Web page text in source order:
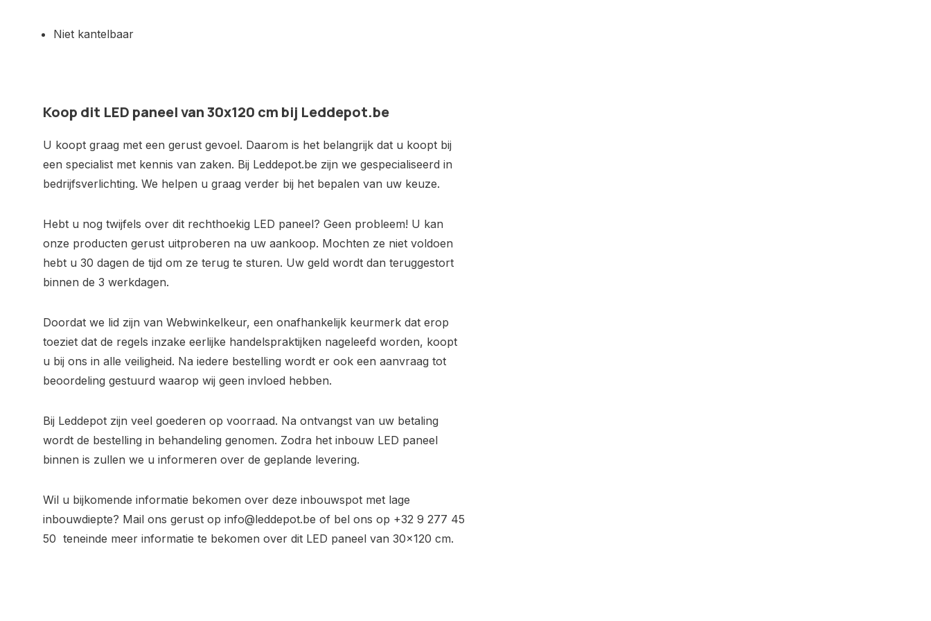
Niet kantelbaar
Koop dit LED paneel van 30x120 cm bij Leddepot.be
U koopt graag met een gerust gevoel. Daarom is het belangrijk dat u koopt bij
een specialist met kennis van zaken. Bij Leddepot.be zijn we gespecialiseerd in
bedrijfsverlichting. We helpen u graag verder bij het bepalen van uw keuze.
Hebt u nog twijfels over dit rechthoekig LED paneel? Geen probleem! U kan
onze producten gerust uitproberen na uw aankoop. Mochten ze niet voldoen
hebt u 30 dagen de tijd om ze terug te sturen. Uw geld wordt dan teruggestort
binnen de 3 werkdagen.
Doordat we lid zijn van Webwinkelkeur, een onafhankelijk keurmerk dat erop
toeziet dat de regels inzake eerlijke handelspraktijken nageleefd worden, koopt
u bij ons in alle veiligheid. Na iedere bestelling wordt er ook een aanvraag tot
beoordeling gestuurd waarop wij geen invloed hebben.
Bij Leddepot zijn veel goederen op voorraad. Na ontvangst van uw betaling
wordt de bestelling in behandeling genomen. Zodra het inbouw LED paneel
binnen is zullen we u informeren over de geplande levering.
Wil u bijkomende informatie bekomen over deze inbouwspot met lage
inbouwdiepte? Mail ons gerust op info@leddepot.be of bel ons op +32 9 277 45
50 teneinde meer informatie te bekomen over dit LED paneel van 30x120 cm.